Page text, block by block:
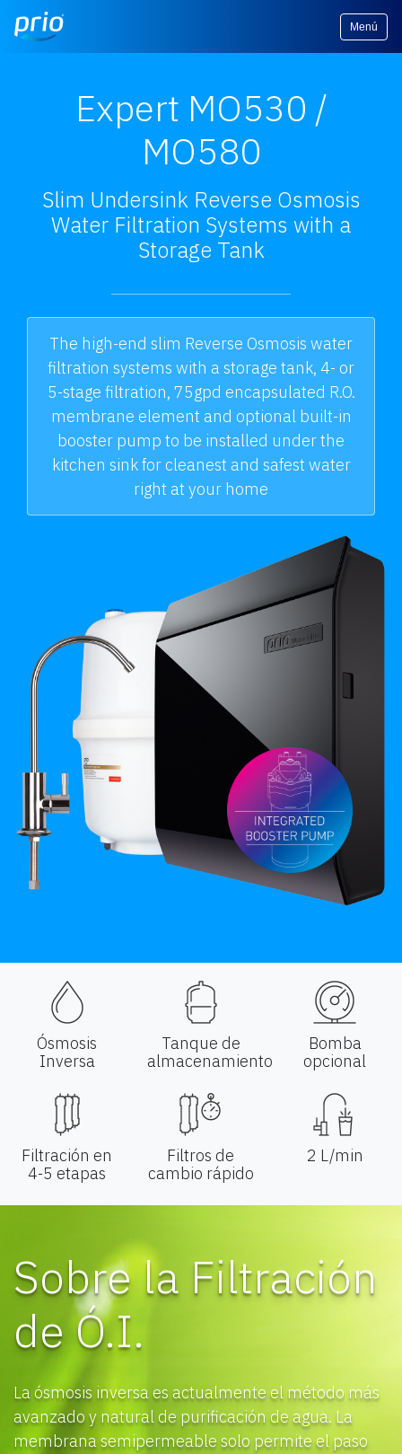
Menú
Expert MO530 /
MO580
Slim Undersink Reverse Osmosis
Water Filtration Systems with a
Storage Tank
The high-end slim Reverse Osmosis water
filtration systems with a storage tank, 4- or
5-stage filtration, 75gpd encapsulated R.O.
membrane element and optional built-in
booster pump to be installed under the
kitchen sink for cleanest and safest water
right at your home
Ósmosis
Inversa
Tanque de
almacenamiento
Bomba
opcional
Filtración en
4-5 etapas
Filtros de
cambio rápido
2 L/min
Sobre la Filtración
de Ó.I.
La ósmosis inversa es actualmente el método más
avanzado y natural de purificación de agua. La
membrana semipermeable solo permite el paso